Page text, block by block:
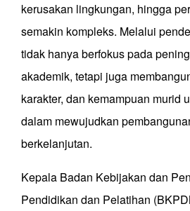
kerusakan lingkungan, hingga
semakin kompleks. Melalui
tidak hanya berfokus pada
akademik, tetapi juga
karakter, dan kemampuan murid
dalam mewujudkan
berkelanjutan.
Kepala Badan Kebijakan dan
Pendidikan dan Pelatihan